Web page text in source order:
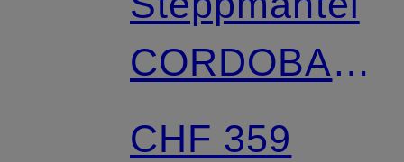
CORDOBA
LONG
CHF 359